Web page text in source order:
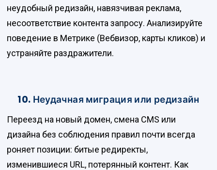
неудобный редизайн, навязчивая реклама,
несоответствие контента запросу. Анализируйте
поведение в Метрике (Вебвизор, карты кликов) и
устраняйте раздражители.
10. Неудачная миграция или редизайн
Переезд на новый домен, смена CMS или
дизайна без соблюдения правил почти всегда
роняет позиции: битые редиректы,
изменившиеся URL, потерянный контент. Как